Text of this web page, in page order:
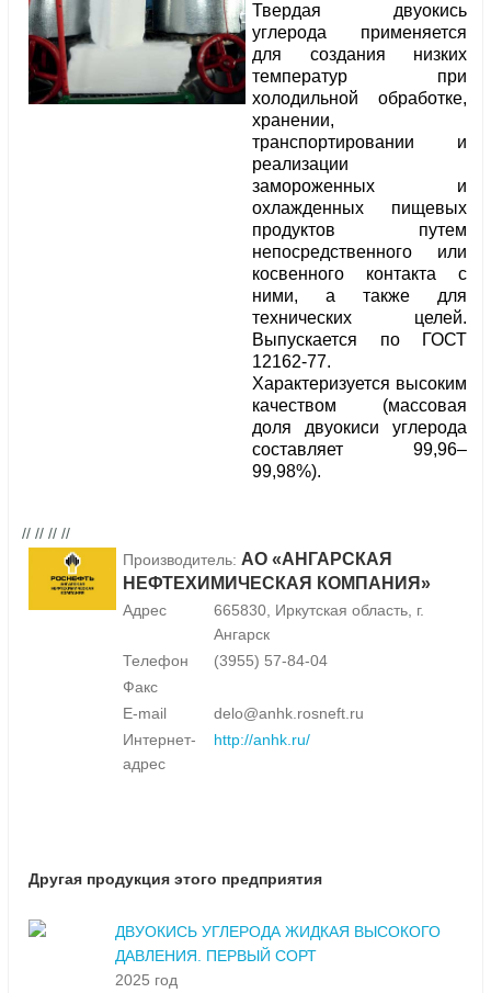
Твердая двуокись
углерода применяется
для создания низких
температур при
холодильной обработке,
хранении,
транспортировании и
реализации
замороженных и
охлажденных пищевых
продуктов путем
непосредственного или
косвенного контакта с
ними, а также для
технических целей.
Выпускается по ГОСТ
12162-77.
Характеризуется высоким
качеством (массовая
доля двуокиси углерода
составляет 99,96–
99,98%).
// // // //
Производитель: АО «АНГАРСКАЯ
НЕФТЕХИМИЧЕСКАЯ КОМПАНИЯ»
Адрес
665830, Иркутская область, г.
Ангарск
Телефон
(3955) 57-84-04
Факс
E-mail
delo@anhk.rosneft.ru
Интернет-
адрес
http://anhk.ru/
Другая продукция этого предприятия
ДВУОКИСЬ УГЛЕРОДА ЖИДКАЯ ВЫСОКОГО
ДАВЛЕНИЯ. ПЕРВЫЙ СОРТ
2025 год